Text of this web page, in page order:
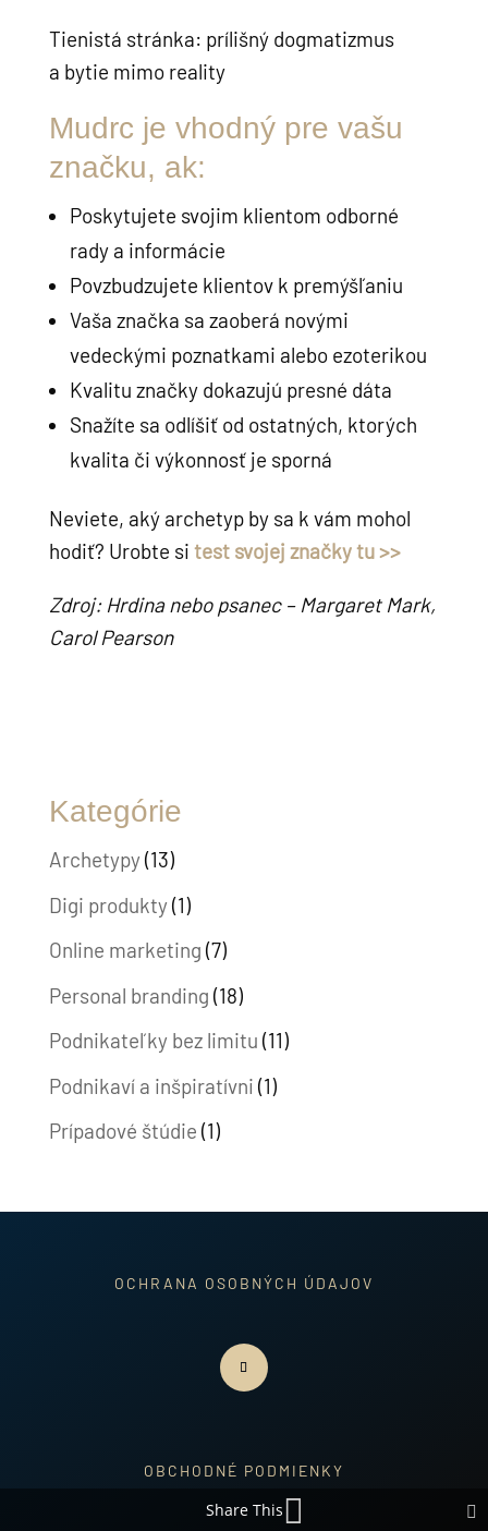
Tienistá stránka: prílišný dogmatizmus
a bytie mimo reality
Mudrc je vhodný pre vašu
značku, ak:
Poskytujete svojim klientom odborné
rady a informácie
Povzbudzujete klientov k premýšľaniu
Vaša značka sa zaoberá novými
vedeckými poznatkami alebo ezoterikou
Kvalitu značky dokazujú presné dáta
Snažíte sa odlíšiť od ostatných, ktorých
kvalita či výkonnosť je sporná
Neviete, aký archetyp by sa k vám mohol
hodiť? Urobte si test svojej značky tu >>
Zdroj: Hrdina nebo psanec – Margaret Mark,
Carol Pearson
Kategórie
Archetypy(13)
Digi produkty(1)
Online marketing (7)
Personal branding (18)
Podnikateľky bez limitu (11)
Podnikaví a inšpiratívni (1)
Prípadové štúdie (1)
OCHRANA OSOBNÝCH ÚDAJOV
OBCHODNÉ PODMIENKY
Share This